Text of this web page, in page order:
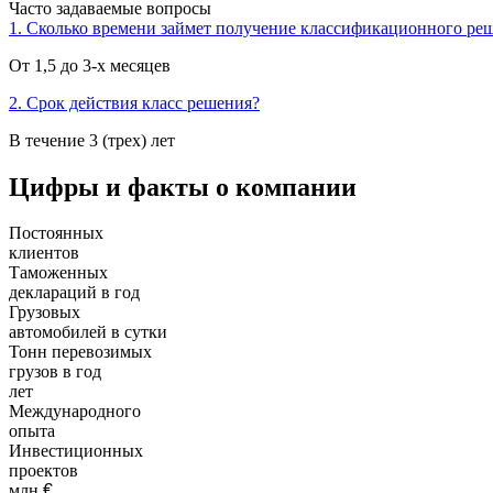
Часто задаваемые вопросы
1. Сколько времени займет получение классификационного
От 1,5 до 3-х месяцев
2. Срок действия класс решения?
В течение 3 (трех) лет
Цифры и факты о компании
Постоянных
клиентов
Таможенных
деклараций в год
Грузовых
автомобилей в сутки
Тонн перевозимых
грузов в год
лет
Международного
опыта
Инвестиционных
проектов